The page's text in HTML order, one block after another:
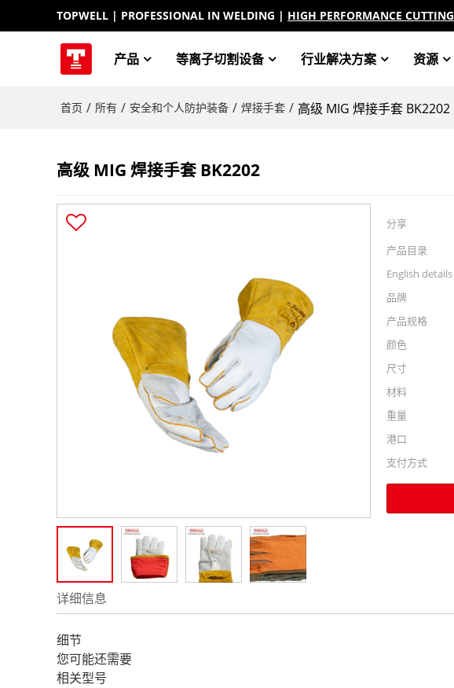
TOPWELL | PROFESSIONAL IN WELDING | HIGH PERFORMANCE CUTTING
产品 等离子切割设备 行业解决方案 资源
首页 / 所有 / 安全和个人防护装备 / 焊接手套 / 高级 MIG 焊接手套 BK2202
高级 MIG 焊接手套 BK2202
分享
产品目录
English details
品牌
产品规格
颜色
尺寸
材料
重量
港口
支付方式
详细信息
细节
您可能还需要
相关型号